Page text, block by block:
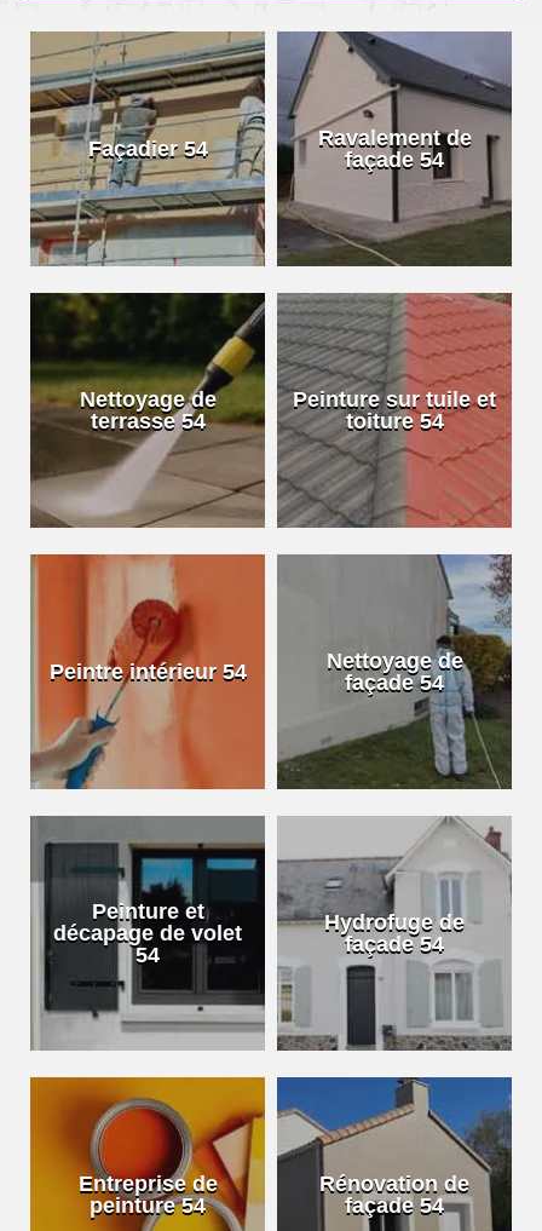
Façadier 54
Ravalement de
façade 54
Nettoyage de
terrasse 54
Peinture sur tuile et
toiture 54
Peintre intérieur 54
Nettoyage de
façade 54
Peinture et
décapage de volet
54
Hydrofuge de
façade 54
Entreprise de
peinture 54
Rénovation de
façade 54